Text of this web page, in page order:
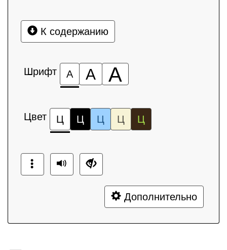
К содержанию
Шрифт А А А
Цвет Ц Ц Ц Ц Ц
Дополнительно